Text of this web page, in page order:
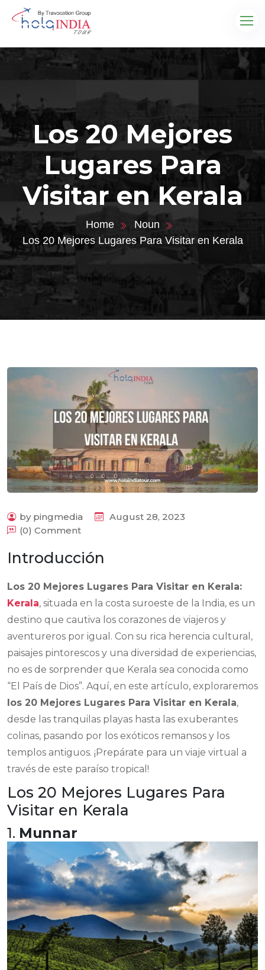
Los 20 Mejores
Lugares Para
Visitar en Kerala
Home
Noun
Los 20 Mejores Lugares Para Visitar en Kerala
by pingmedia
August 28, 2023
(0) Comment
Introducción
Los 20 Mejores Lugares Para Visitar en Kerala:
Kerala, situada en la costa suroeste de la India, es un
destino que cautiva los corazones de viajeros y
aventureros por igual. Con su rica herencia cultural,
paisajes pintorescos y una diversidad de experiencias,
no es de sorprender que Kerala sea conocida como
“El País de Dios”. Aquí, en este artículo, exploraremos
los 20 Mejores Lugares Para Visitar en Kerala,
desde las tranquilas playas hasta las exuberantes
colinas, pasando por los exóticos remansos y los
templos antiguos. ¡Prepárate para un viaje virtual a
través de este paraíso tropical!
Los 20 Mejores Lugares Para
Visitar en Kerala
1. Munnar